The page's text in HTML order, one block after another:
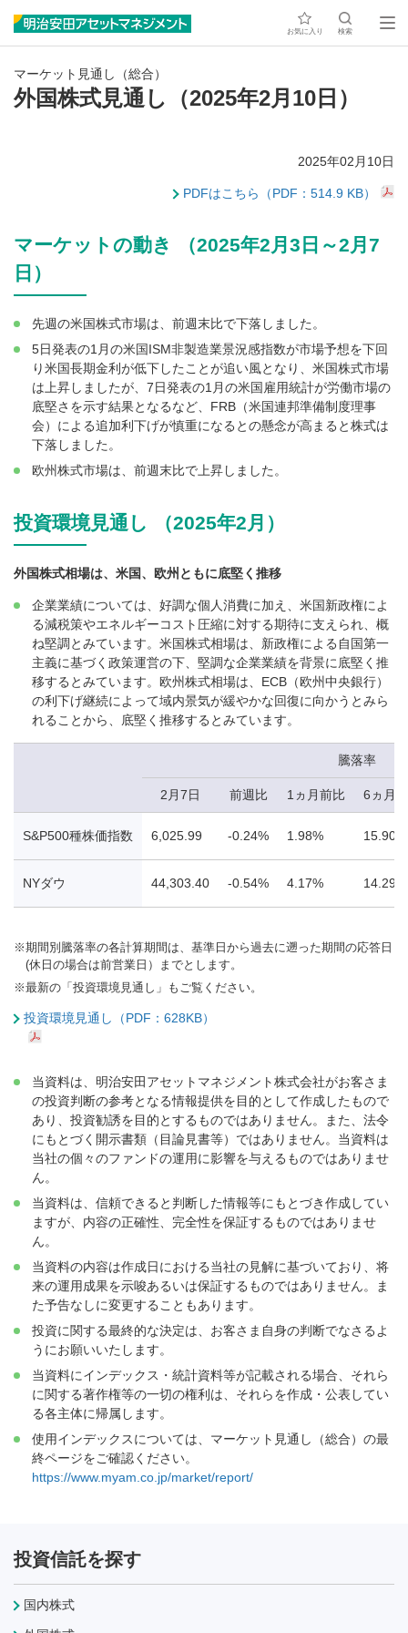
お気に入り 検索
マーケット見通し（総合）
外国株式見通し（2025年2月10日）
2025年02月10日
PDFはこちら（PDF：514.9 KB）
マーケットの動き （2025年2月3日～2月7
日）
先週の米国株式市場は、前週末比で下落しました。
5日発表の1月の米国ISM非製造業景況感指数が市場予想を下回
り米国長期金利が低下したことが追い風となり、米国株式市場
は上昇しましたが、7日発表の1月の米国雇用統計が労働市場の
底堅さを示す結果となるなど、FRB（米国連邦準備制度理事
会）による追加利下げが慎重になるとの懸念が高まると株式は
下落しました。
欧州株式市場は、前週末比で上昇しました。
投資環境見通し （2025年2月）
外国株式相場は、米国、欧州ともに底堅く推移
企業業績については、好調な個人消費に加え、米国新政権によ
る減税策やエネルギーコスト圧縮に対する期待に支えられ、概
ね堅調とみています。米国株式相場は、新政権による自国第一
主義に基づく政策運営の下、堅調な企業業績を背景に底堅く推
移するとみています。欧州株式相場は、ECB（欧州中央銀行）
の利下げ継続によって域内景気が緩やかな回復に向かうとみら
れることから、底堅く推移するとみています。
騰落率
2月7日 前週比 1ヵ月前比 6ヵ月
S&P500種株価指数 6,025.99 -0.24% 1.98% 15.90%
NYダウ 44,303.40 -0.54% 4.17% 14.29%
※期間別騰落率の各計算期間は、基準日から過去に遡った期間の応答日
(休日の場合は前営業日）までとします。
※最新の「投資環境見通し」もご覧ください。
投資環境見通し（PDF：628KB）
当資料は、明治安田アセットマネジメント株式会社がお客さま
の投資判断の参考となる情報提供を目的として作成したもので
あり、投資勧誘を目的とするものではありません。また、法令
にもとづく開示書類（目論見書等）ではありません。当資料は
当社の個々のファンドの運用に影響を与えるものではありませ
ん。
当資料は、信頼できると判断した情報等にもとづき作成してい
ますが、内容の正確性、完全性を保証するものではありませ
ん。
当資料の内容は作成日における当社の見解に基づいており、将
来の運用成果を示唆あるいは保証するものではありません。ま
た予告なしに変更することもあります。
投資に関する最終的な決定は、お客さま自身の判断でなさるよ
うにお願いいたします。
当資料にインデックス・統計資料等が記載される場合、それら
に関する著作権等の一切の権利は、それらを作成・公表してい
る各主体に帰属します。
使用インデックスについては、マーケット見通し（総合）の最
終ページをご確認ください。
https://www.myam.co.jp/market/report/
投資信託を探す
国内株式